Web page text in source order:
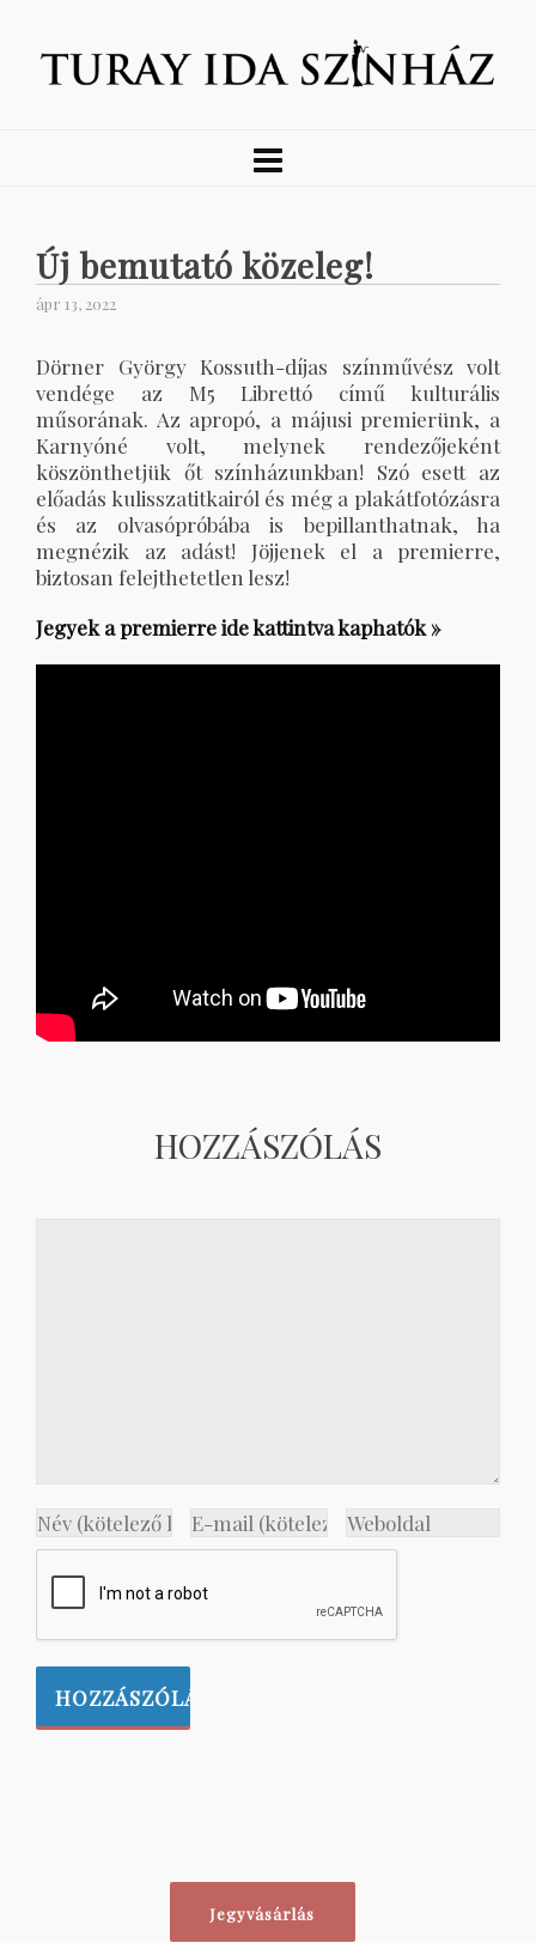
Új bemutató közeleg!
ápr 13, 2022
Dörner György Kossuth-díjas színművész volt
vendége az M5 Librettó című kulturális
műsorának. Az apropó, a májusi premierünk, a
Karnyóné volt, melynek rendezőjeként
köszönthetjük őt színházunkban! Szó esett az
előadás kulisszatitkairól és még a plakátfotózásra
és az olvasópróbába is bepillanthatnak, ha
megnézik az adást! Jöjjenek el a premierre,
biztosan felejthetetlen lesz!
Jegyek a premierre ide kattintva kaphatók »
HOZZÁSZÓLÁS
Jegyvásárlás